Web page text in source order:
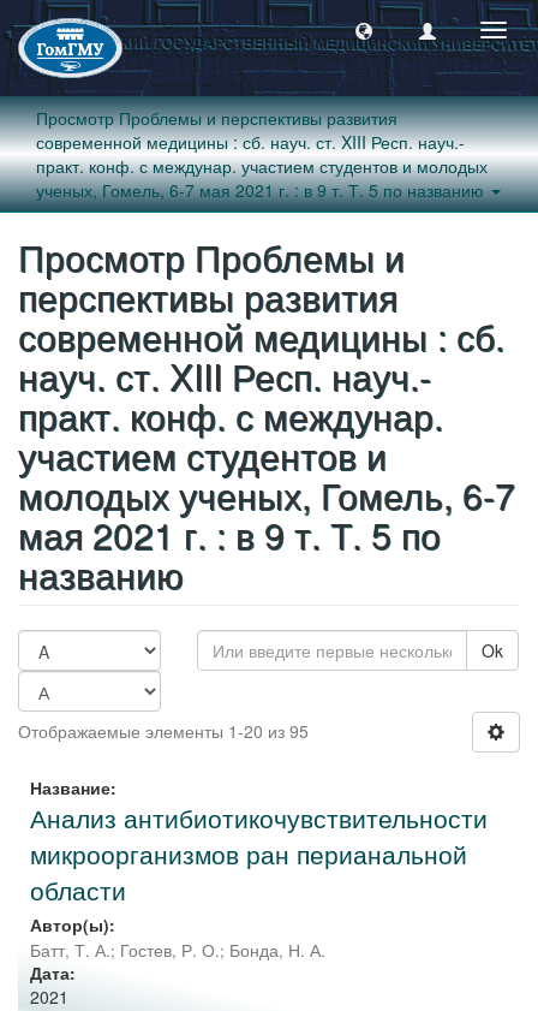
Просмотр Проблемы и перспективы развития
современной медицины : сб. науч. ст. XIII Респ. науч.-
практ. конф. с междунар. участием студентов и молодых
ученых, Гомель, 6-7 мая 2021 г. : в 9 т. Т. 5 по названию
Просмотр Проблемы и
перспективы развития
современной медицины : сб.
науч. ст. XIII Респ. науч.-
практ. конф. с междунар.
участием студентов и
молодых ученых, Гомель, 6-7
мая 2021 г. : в 9 т. Т. 5 по
названию
Ok
Отображаемые элементы 1-20 из 95
Название:
Анализ антибиотикочувствительности
микроорганизмов ран перианальной
области
Автор(ы):
Батт, Т. А.; Гостев, Р. О.; Бонда, Н. А.
Дата:
2021